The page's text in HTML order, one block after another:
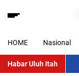
HOME Nasional
Habar Uluh Itah